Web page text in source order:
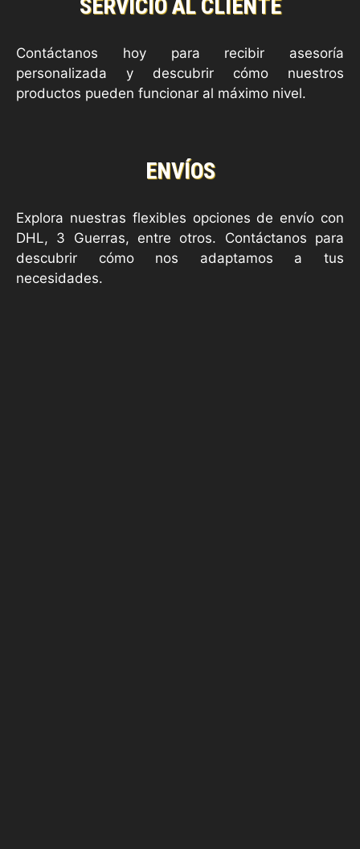
SERVICIO AL CLIENTE
Contáctanos hoy para recibir asesoría
personalizada y descubrir cómo nuestros
productos pueden funcionar al máximo nivel.
ENVÍOS
Explora nuestras flexibles opciones de envío con
DHL, 3 Guerras, entre otros. Contáctanos para
descubrir cómo nos adaptamos a tus
necesidades.